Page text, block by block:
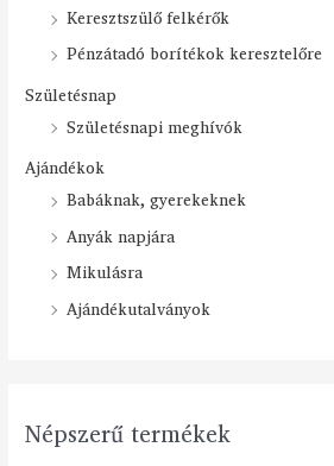
Keresztszülő felkérők
Pénzátadó borítékok keresztelőre
Születésnap
Születésnapi meghívók
Ajándékok
Babáknak, gyerekeknek
Anyák napjára
Mikulásra
Ajándékutalványok
Népszerű termékek